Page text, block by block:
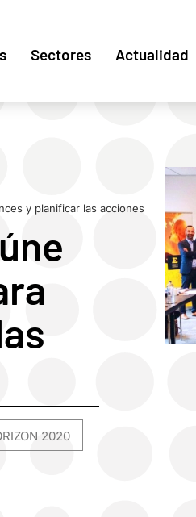
Sectores Actualidad
y planificar las acciones
2020